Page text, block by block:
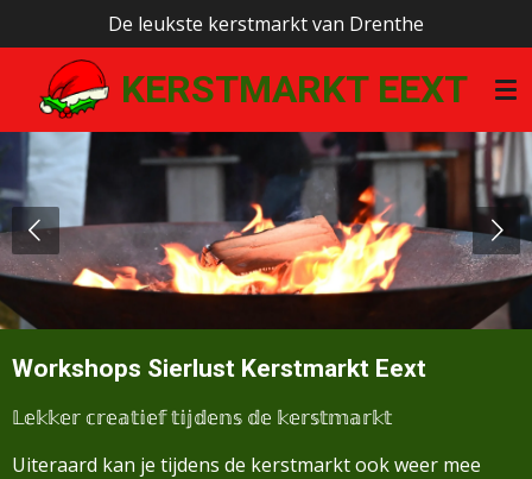
direct
naar
hoofdinhoud
KERSTMARKT EEXT
De leukste kerstmarkt van Drenthe
Workshops Sierlust Kerstmarkt Eext
𝕃𝕖𝕜𝕜𝕖𝕣 𝕔𝕣𝕖𝕒𝕥𝕚𝕖𝕗 𝕥𝕚𝕛𝕕𝕖𝕟𝕤 𝕕𝕖 𝕜𝕖𝕣𝕤𝕥𝕞𝕒𝕣𝕜𝕥
Uiteraard kan je tijdens de kerstmarkt ook weer mee